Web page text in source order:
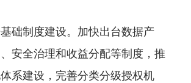
制度建设。加快出台数据产
安全治理和收益分配等制度，推
系建设，完善分类分级授权机